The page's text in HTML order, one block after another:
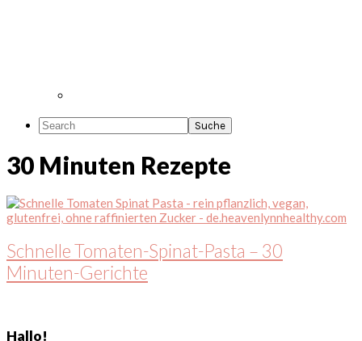
Search
30 Minuten Rezepte
Schnelle Tomaten-Spinat-Pasta – 30
Minuten-Gerichte
Hallo!